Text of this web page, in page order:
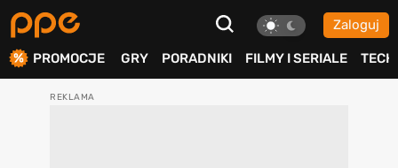
Zaloguj
PROMOCJE GRY PORADNIKI FILMY I SERIALE TECH